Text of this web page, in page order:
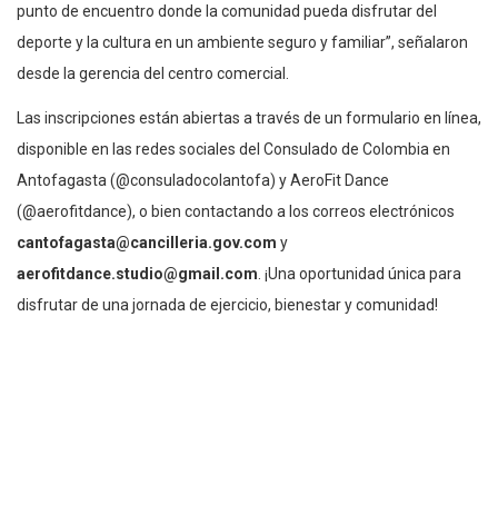
punto de encuentro donde la comunidad pueda disfrutar del
deporte y la cultura en un ambiente seguro y familiar”, señalaron
desde la gerencia del centro comercial.
Las inscripciones están abiertas a través de un formulario en línea,
disponible en las redes sociales del Consulado de Colombia en
Antofagasta (@consuladocolantofa) y AeroFit Dance
(@aerofitdance), o bien contactando a los correos electrónicos
cantofagasta@cancilleria.gov.com y
aerofitdance.studio@gmail.com . ¡Una oportunidad única para
disfrutar de una jornada de ejercicio, bienestar y comunidad!